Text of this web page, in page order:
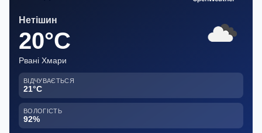
Нетішин
20°C
Рвані Хмари
ВІДЧУВАЄТЬСЯ
21°C
ВОЛОГІСТЬ
92%